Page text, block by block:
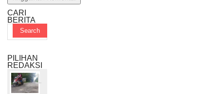
CARI
BERITA
PILIHAN
REDAKSI
1